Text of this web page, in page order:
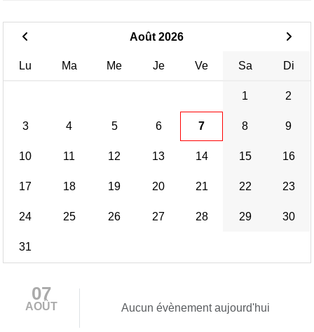
Août 2026
Lu Ma Me Je Ve Sa Di
1 2
3 4 5 6 7 8 9
10 11 12 13 14 15 16
17 18 19 20 21 22 23
24 25 26 27 28 29 30
31
07
AOÛT Aucun évènement aujourd'hui